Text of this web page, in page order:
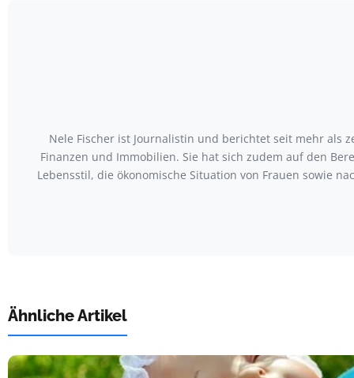
Nele Fischer ist Journalistin und berichtet seit mehr als
Finanzen und Immobilien. Sie hat sich zudem auf den
Lebensstil, die ökonomische Situation von Frauen sowie
Ähnliche Artikel